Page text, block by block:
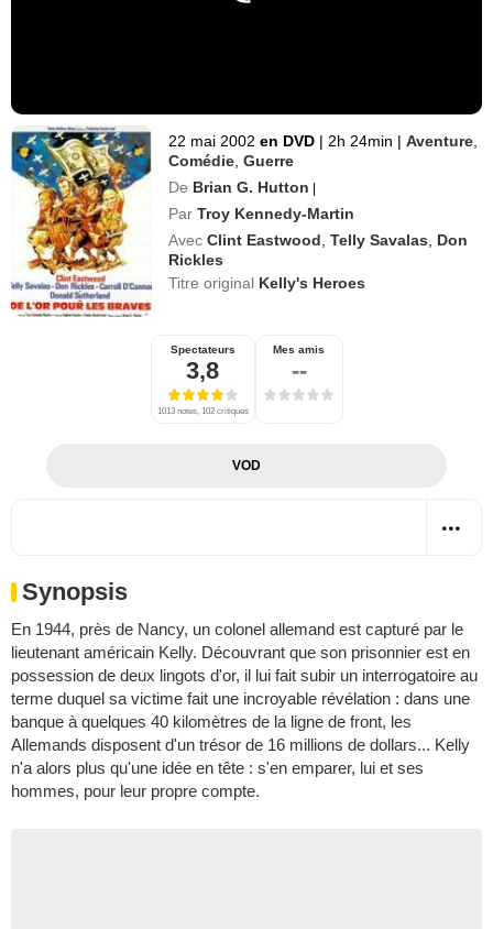
22 mai 2002 en DVD | 2h 24min | Aventure
Comédie ,Guerre
De Brian G. Hutton |
Par Troy Kennedy-Martin
Avec Clint Eastwood ,Telly Savalas
Don
Rickles
Titre original Kelly's Heroes
Spectateurs
3,8
1013 notes, 102 critiques
Mes amis
--
VOD
Synopsis
En 1944, près de Nancy, un colonel allemand est capturé par le
lieutenant américain Kelly. Découvrant que son prisonnier est en
possession de deux lingots d'or, il lui fait subir un interrogatoire au
terme duquel sa victime fait une incroyable révélation : dans une
banque à quelques 40 kilomètres de la ligne de front, les
Allemands disposent d'un trésor de 16 millions de dollars... Kelly
n'a alors plus qu'une idée en tête : s'en emparer, lui et ses
hommes, pour leur propre compte.